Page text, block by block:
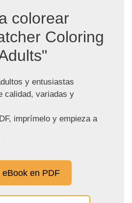
colorear
Coloring
y entusiastas
calidad, variadas y
imprímelo y empieza a
en PDF